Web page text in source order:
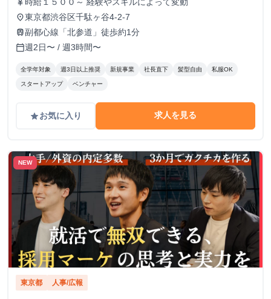
currency_yen
place東京都渋谷区千駄ヶ谷4-2-7
train副都心線「北参道」徒歩約1分
calendar_today週2日〜 / 週3時間〜
全学年対象 週3日以上推奨 新規事業 社長直下 髪型自由 私服OK
スタートアップ ベンチャー
gradeお気に入り 求人を見る
NEW
東京都 人事/広報